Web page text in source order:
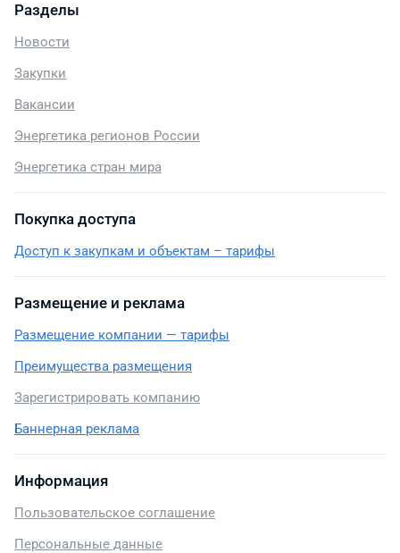
Разделы
Новости
Закупки
Вакансии
Энергетика регионов России
Энергетика стран мира
Покупка доступа
Доступ к закупкам и объектам – тарифы
Размещение и реклама
Размещение компании — тарифы
Преимущества размещения
Зарегистрировать компанию
Баннерная реклама
Информация
Пользовательское соглашение
Персональные данные